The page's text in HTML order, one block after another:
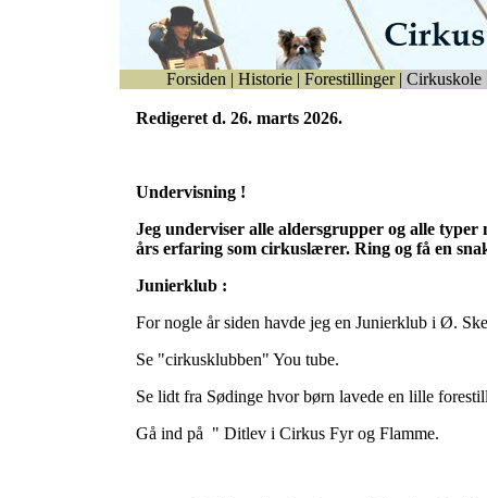
Forsiden | Historie | Forestillinger | Cirkuskole
Redigeret d. 26. marts 2026.
Undervisning !
Jeg underviser alle aldersgrupper og alle typer
års erfaring som cirkuslærer. Ring og få en
Junierklub :
For nogle år siden havde jeg en Junierklub i Ø.
Se "cirkusklubben" You tube.
Se lidt fra Sødinge hvor børn lavede en lille
Gå ind på " Ditlev i Cirkus Fyr og Flamme.